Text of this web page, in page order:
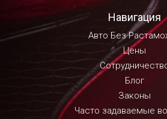
Навигация
Авто Без
Цены
Блог
Законы
Часто задаваемые